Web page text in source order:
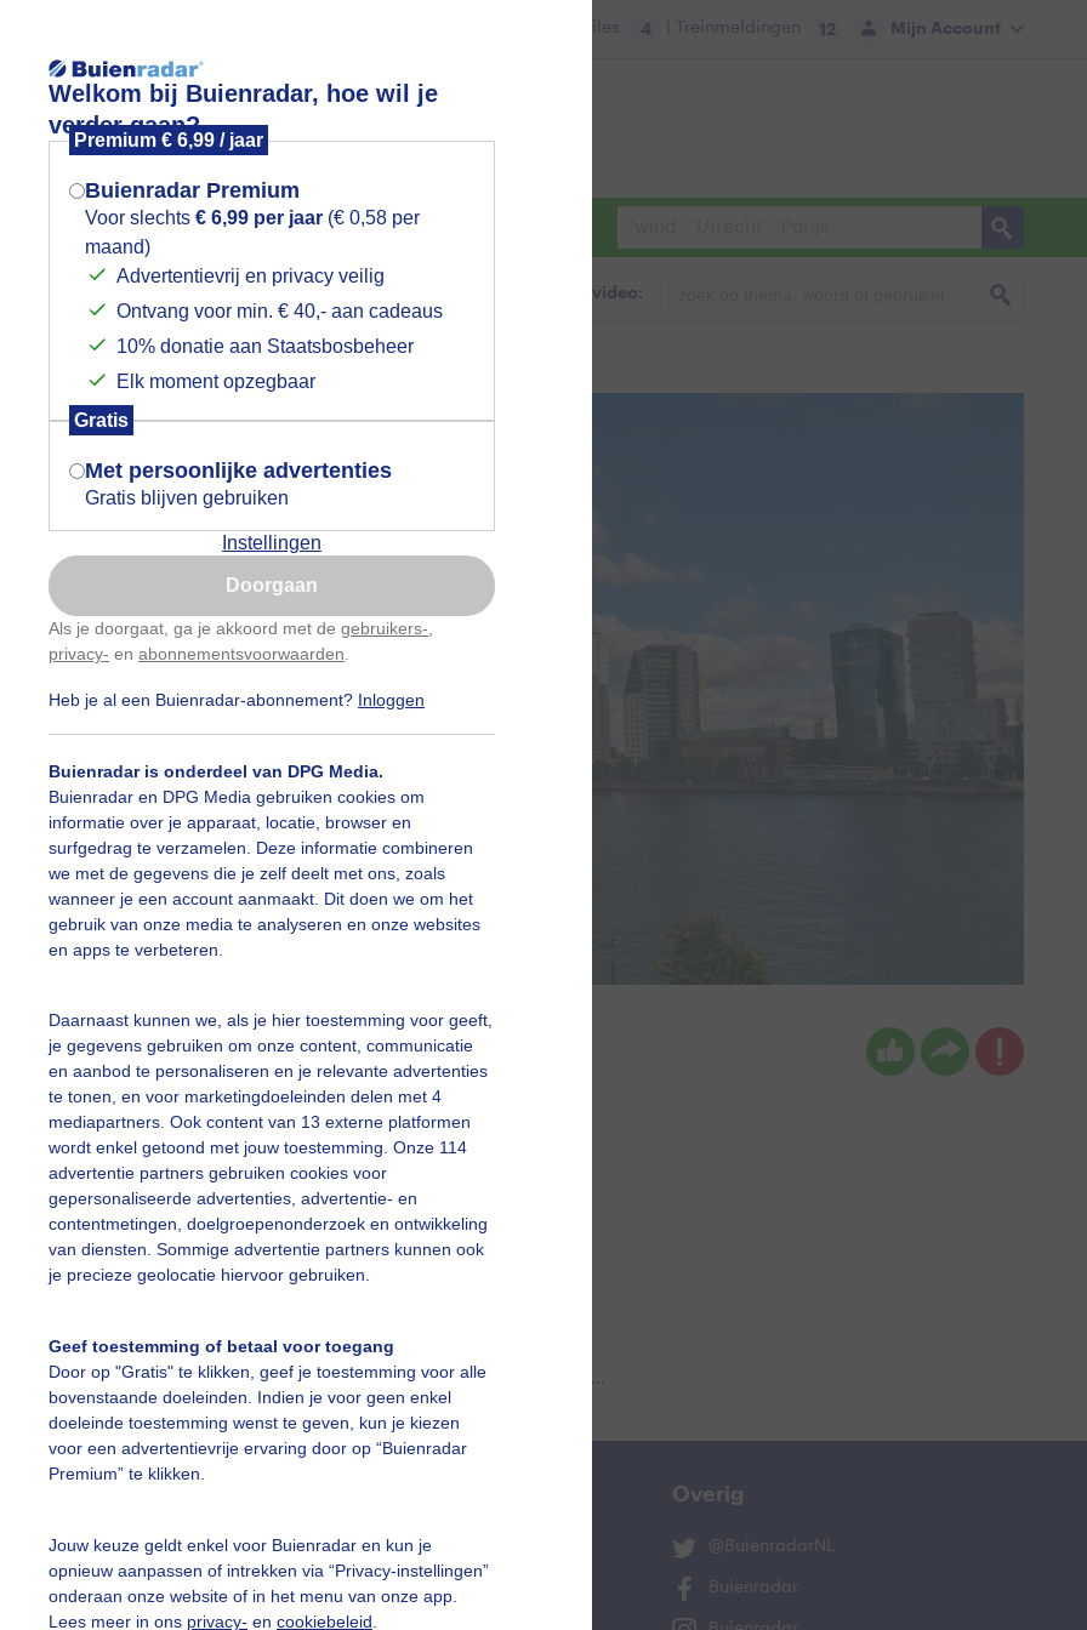
Welkom bij Buienradar, hoe wil je
verder gaan?
Premium € 6,99 / jaar
Buienradar Premium
Voor slechts € 6,99 per jaar (€ 0,58 per
maand)
Advertentievrij en privacy veilig
Ontvang voor min. € 40,- aan cadeaus
10% donatie aan Staatsbosbeheer
Elk moment opzegbaar
Gratis
Met persoonlijke advertenties
Gratis blijven gebruiken
Instellingen
Doorgaan
Als je doorgaat, ga je akkoord met de gebruikers-
privacy- en abonnementsvoorwaarden
Heb je al een Buienradar-abonnement? Inloggen
Buienradar is onderdeel van DPG Media.
Buienradar en DPG Media gebruiken cookies om
informatie over je apparaat, locatie, browser en
surfgedrag te verzamelen. Deze informatie combineren
we met de gegevens die je zelf deelt met ons, zoals
wanneer je een account aanmaakt. Dit doen we om het
gebruik van onze media te analyseren en onze websites
en apps te verbeteren.
Daarnaast kunnen we, als je hier toestemming voor geeft,
je gegevens gebruiken om onze content, communicatie
en aanbod te personaliseren en je relevante advertenties
te tonen, en voor marketingdoeleinden delen met 4
mediapartners. Ook content van 13 externe platformen
wordt enkel getoond met jouw toestemming. Onze 114
advertentie partners gebruiken cookies voor
gepersonaliseerde advertenties, advertentie- en
contentmetingen, doelgroepenonderzoek en ontwikkeling
van diensten. Sommige advertentie partners kunnen ook
je precieze geolocatie hiervoor gebruiken.
Geef toestemming of betaal voor toegang
Door op "Gratis" te klikken, geef je toestemming voor alle
bovenstaande doeleinden. Indien je voor geen enkel
doeleinde toestemming wenst te geven, kun je kiezen
voor een advertentievrije ervaring door op “Buienradar
Premium” te klikken.
Jouw keuze geldt enkel voor Buienradar en kun je
opnieuw aanpassen of intrekken via “Privacy-instellingen”
onderaan onze website of in het menu van onze app.
Lees meer in ons privacy- en cookiebeleid
Mijn Account
Files 4 | Treinmeldingen 12
Foto en video Weerzine
Zoeken in foto & video:
dat tegen staalblauwe hemel met weerspiegelingen in de rivier
Maddy Koster Gemaakt: 16-05-2025, 57x bekeken
Zon Wolken
slideshow
Een moment geduld aub...
vragen
De Bilt
Overig
@BuienradarNL
Buienradar
Mogen we je locatie gebruiken voor
het weer?
Indien je hier nog geen akkoord op hebt
gegeven, verschijnt er zo een pop-up uit
je browser waarin deze toestemming
gevraagd wordt.
Is goed, toon de popup
Nu niet, misschien later
Gebruik je Safari en wil je niet elke dag deze pop-up
Klikhierom dit aan te passen